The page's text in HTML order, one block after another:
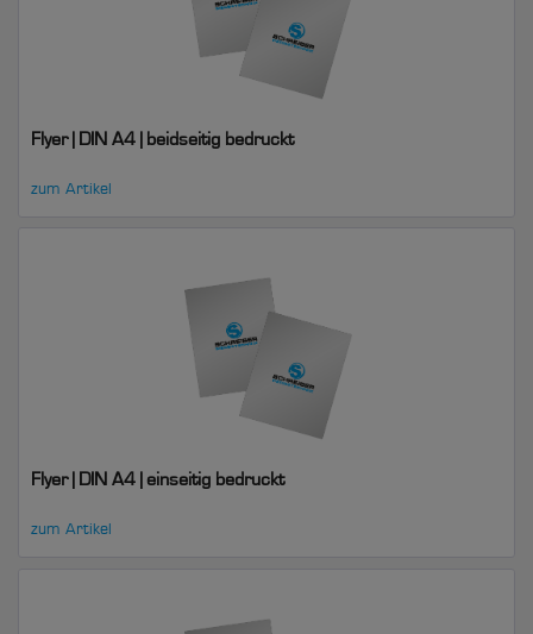
Flyer | DIN A4 | beidseitig bedruckt
zum Artikel
Flyer | DIN A4 | einseitig bedruckt
zum Artikel